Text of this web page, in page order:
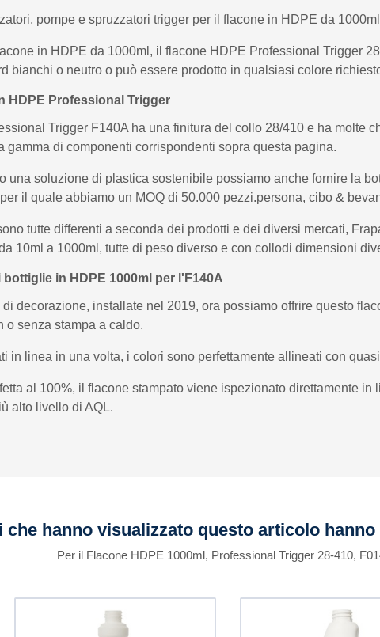
pompe e spruzzatori trigger per il flacone in HDPE da
in HDPE da 1000ml, il flacone HDPE Professional Trigger
bianchi o neutro o può essere prodotto in qualsiasi colore
HDPE Professional Trigger
Trigger F140A ha una finitura del collo 28/410 e ha molte
gamma di componenti corrispondenti sopra questa pagina.
una soluzione di plastica sostenibile possiamo anche fornire la
il quale abbiamo un MOQ di 50.000 pezzi.persona, cibo &
tutte differenti a seconda dei prodotti e dei diversi mercati,
10ml a 1000ml, tutte di peso diverso e con collodi dimensioni
in HDPE 1000ml per l'F140A
decorazione, installate nel 2019, ora possiamo offrire questo
o senza stampa a caldo.
in linea in una volta, i colori sono perfettamente allineati con
al 100%, il flacone stampato viene ispezionato direttamente in
alto livello di AQL.
che hanno visualizzato questo articolo
Per il Flacone HDPE 1000ml, Professional Trigger 28-410,